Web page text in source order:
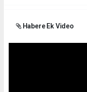
Habere Ek Video